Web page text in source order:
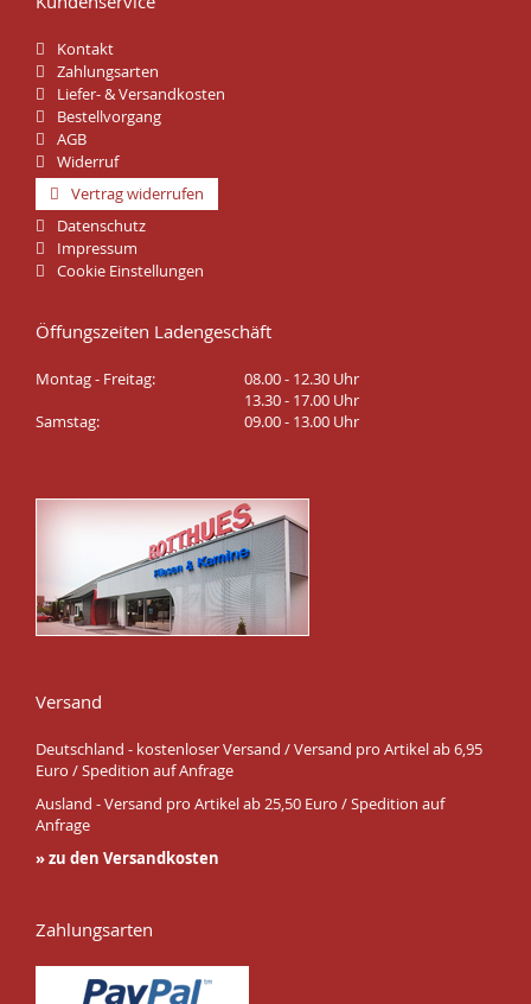
Kontakt
Zahlungsarten
Liefer- & Versandkosten
Bestellvorgang
AGB
Widerruf
Vertrag widerrufen
Datenschutz
Impressum
Cookie Einstellungen
Öffungszeiten Ladengeschäft
Montag - Freitag:
08.00 - 12.30 Uhr
13.30 - 17.00 Uhr
Samstag:
09.00 - 13.00 Uhr
Versand
Deutschland - kostenloser Versand / Versand pro Artikel ab 6,95
Euro / Spedition auf Anfrage
Ausland - Versand pro Artikel ab 25,50 Euro / Spedition auf
Anfrage
» zu den Versandkosten
Zahlungsarten